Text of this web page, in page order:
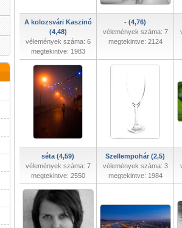
A kolozsvári Kaszinó
(4,48)
vélemények száma: 6
megtekintve: 1983
- (4,76)
vélemények száma: 7
megtekintve: 2124
séta (4,59)
vélemények száma: 7
megtekintve: 2550
Szellempohár (2,5)
vélemények száma: 3
megtekintve: 1984